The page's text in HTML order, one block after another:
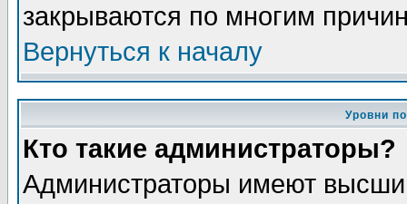
закрываются по многим
Вернуться к началу
Уровни
Кто такие администраторы?
Администраторы имеют